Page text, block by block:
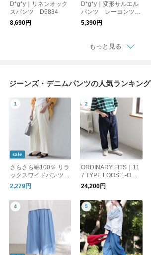
D*g*y｜リネンオック
スパンツ D5834
8,690円
D*g*y｜変形サルエル
パンツ レーヨンツイ
ル D3149
5,390円
もっと見る
ジーンズ・デニムパンツの人気ランキング
sale
さらさら綿100％ リラ
ックスワイドパンツ /
ライトデニムパンツ
2,279円
ORDINARY FITS｜11
7 TYPE LOOSE -ONE
WASH
24,200円